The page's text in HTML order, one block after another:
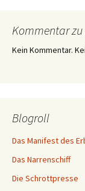
Kommentar
Kein Kommentar.
Blogroll
Das Manifest des
Das Narrenschiff
Die Schrottpresse